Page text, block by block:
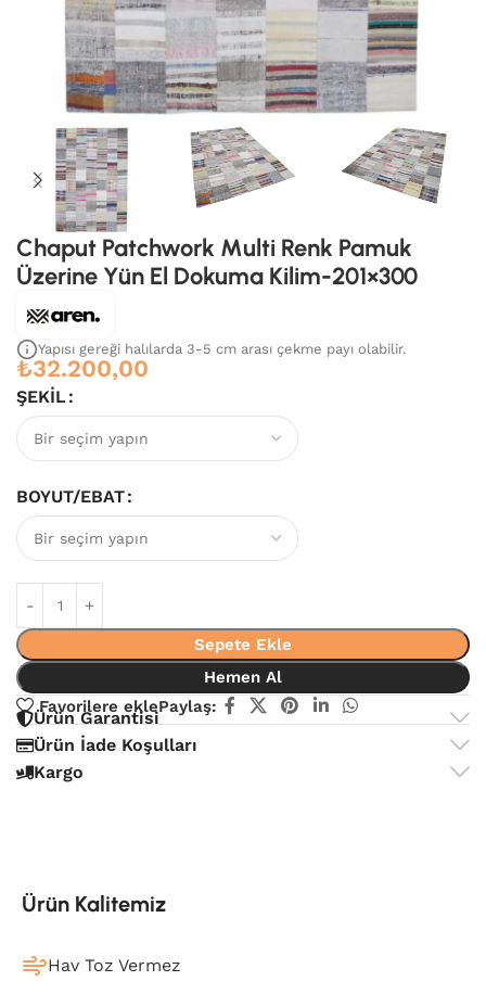
Chaput Patchwork Multi Renk Pamuk
Üzerine Yün El Dokuma Kilim-201×300
Yapısı gereği halılarda 3-5 cm arası çekme payı olabilir.
₺32.200,00
ŞEKIL
BOYUT/EBAT
Sepete Ekle
Hemen Al
Favorilere eklePaylaş:
Ürün Garantisi
Ürün İade Koşulları
Kargo
Ürün Kalitemiz
Hav Toz Vermez